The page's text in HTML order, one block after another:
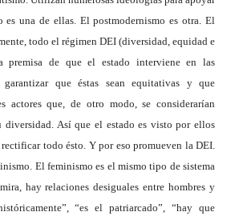
es una de ellas. El postmodernismo es otra. El
todo el régimen DEI (diversidad, equidad e
premisa de que el estado interviene en las
garantizar que éstas sean equitativas y que
actores que, de otro modo, se considerarían
Así que el estado es visto por ellos
todo ésto. Y por eso promueven la DEI.
El feminismo es el mismo tipo de sistema
hay relaciones desiguales entre hombres y
“es el patriarcado”, “hay que